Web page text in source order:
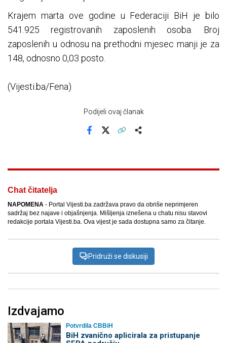
Krajem marta ove godine u Federaciji BiH je bilo
541.925 registrovanih zaposlenih osoba. Broj
zaposlenih u odnosu na prethodni mjesec manji je za
148, odnosno 0,03 posto.
(Vijesti.ba/Fena)
Podijeli ovaj članak
Chat čitatelja
NAPOMENA - Portal Vijesti.ba zadržava pravo da obriše neprimjeren
sadržaj bez najave i objašnjenja. Mišljenja iznešena u chatu nisu stavovi
redakcije portala Vijesti.ba. Ova vijest je sada dostupna samo za čitanje.
Pridruži se diskusiji
Izdvajamo
Potvrdila CBBiH
BiH zvanično aplicirala za pristupanje